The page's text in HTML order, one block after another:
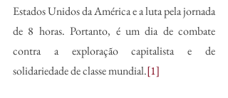
Estados Unidos da América e a luta pela jornada
de 8 horas. Portanto, é um dia de combate
contra a exploração capitalista e de
solidariedade de classe mundial.[1]